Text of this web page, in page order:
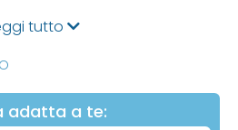
tutto
adatta a te: